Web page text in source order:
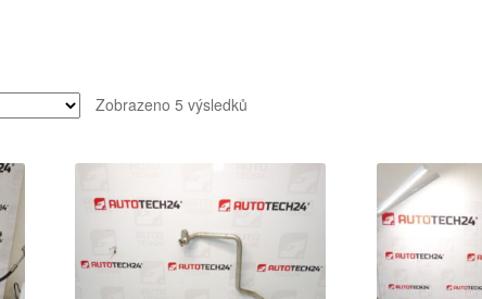
Zobrazeno 5 výsledkůSeřazeno